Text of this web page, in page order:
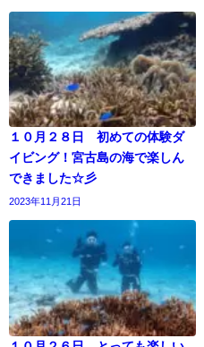
１０月２８日 初めての体験ダ
イビング！宮古島の海で楽しん
できました☆彡
2023年11月21日